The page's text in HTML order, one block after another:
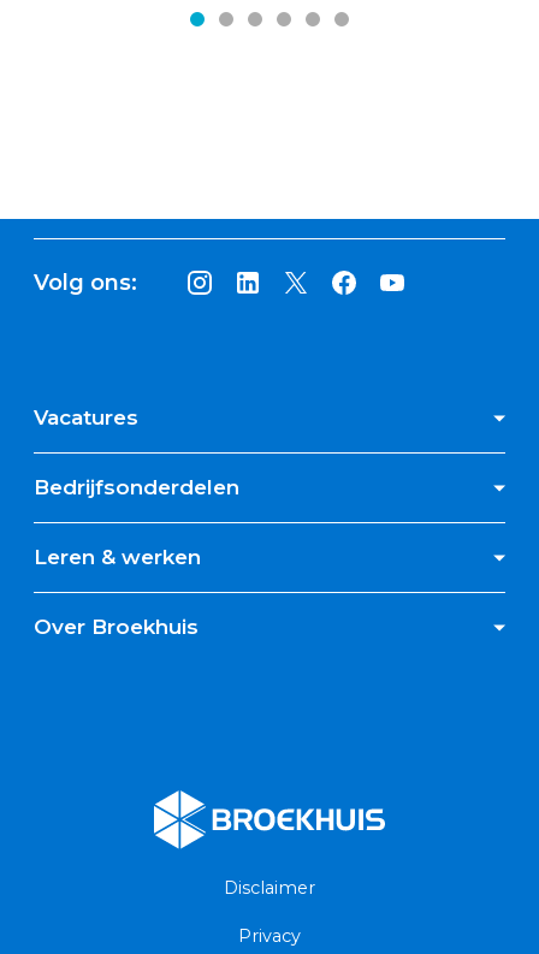
Volg ons:
Vacatures
Bedrijfsonderdelen
Leren & werken
Over Broekhuis
Broekhuis
Disclaimer
Privacy